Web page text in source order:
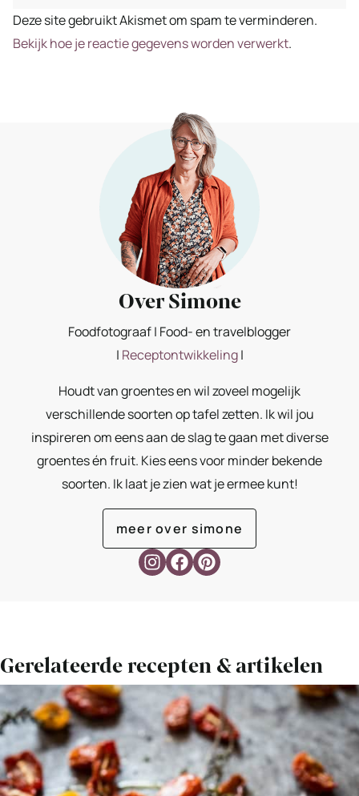
Deze site gebruikt Akismet om spam te verminderen.
Bekijk hoe je reactie gegevens worden verwerkt.
Over Simone
Foodfotograaf | Food- en travelblogger
| Receptontwikkeling|
Houdt van groentes en wil zoveel mogelijk
verschillende soorten op tafel zetten. Ik wil jou
inspireren om eens aan de slag te gaan met diverse
groentes én fruit. Kies eens voor minder bekende
soorten. Ik laat je zien wat je ermee kunt!
meer over simone
Gerelateerde recepten & artikelen
Bekijk
Zelf
zongedroogde
tomaatjes
maken